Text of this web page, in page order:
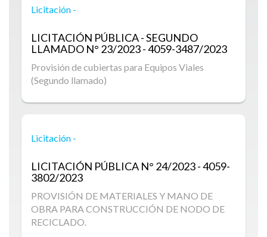
Licitación -
LICITACIÓN PÚBLICA - SEGUNDO
LLAMADON° 23/2023 - 4059-3487/2023
Provisión de cubiertas para Equipos Viales
(Segundo llamado)
Licitación -
LICITACIÓN PÚBLICAN° 24/2023 - 4059-
3802/2023
PROVISIÓN DE MATERIALES Y MANO DE
OBRA PARA CONSTRUCCIÓN DE NODO DE
RECICLADO.